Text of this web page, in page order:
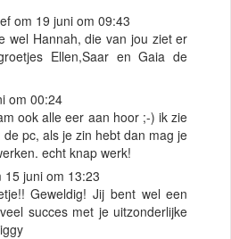
om 19 juni om 09:43
wel Hannah, die van jou ziet er
Ellen,Saar en Gaia de
om 00:24
ook alle eer aan hoor ;-) ik zie
pc, als je zin hebt dan mag je
echt knap werk!
15 juni om 13:23
Geweldig! Jij bent wel een
succes met je uitzonderlijke